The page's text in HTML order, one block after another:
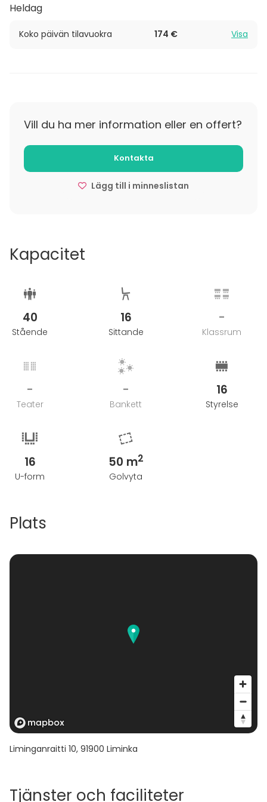
Heldag
Koko päivän tilavuokra 174 € Visa
Vill du ha mer information eller en offert?
Kontakta
Lägg till i minneslistan
Kapacitet
40
Stående
16
Sittande
-
Klassrum
-
Teater
-
Bankett
16
Styrelse
16
U-form
50 m2
Golvyta
Plats
Liminganraitti 10, 91900 Liminka
Tjänster och faciliteter